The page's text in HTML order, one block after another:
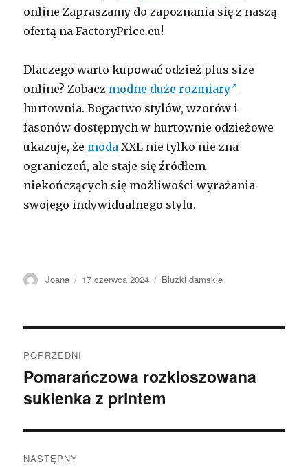
online Zapraszamy do zapoznania się z naszą
ofertą na FactoryPrice.eu!
Dlaczego warto kupować odzież plus size
online? Zobacz modne duże rozmiary
hurtownia. Bogactwo stylów, wzorów i
fasonów dostępnych w hurtownie odzieżowe
ukazuje, że moda XXL nie tylko nie zna
ograniczeń, ale staje się źródłem
niekończących się możliwości wyrażania
swojego indywidualnego stylu.
Autor
Joana Opublikowano
17 czerwca 2024 Kategorie
Bluzki damskie
wpisu
POPRZEDNI
Poprzedni
wpis:
Pomarańczowa rozkloszowana
sukienka z printem
NASTĘPNY